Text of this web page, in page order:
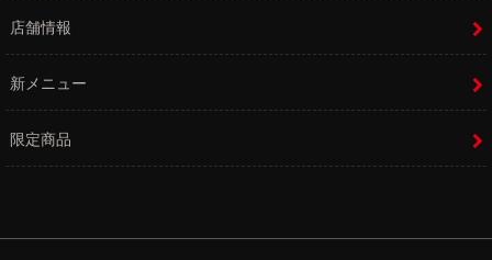
店舗情報
新メニュー
限定商品